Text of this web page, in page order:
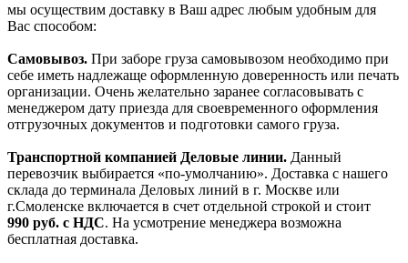
мы осуществим доставку в Ваш адрес любым удобным для
Вас способом:
Самовывоз. При заборе груза самовывозом необходимо при
себе иметь надлежаще оформленную доверенность или печать
организации. Очень желательно заранее согласовывать с
менеджером дату приезда для своевременного оформления
отгрузочных документов и подготовки самого груза.
Транспортной компанией Деловые линии. Данный
перевозчик выбирается «по-умолчанию». Доставка с нашего
склада до терминала Деловых линий в г. Москве или
г.Смоленске включается в счет отдельной строкой и стоит
990 руб. с НДС. На усмотрение менеджера возможна
бесплатная доставка.